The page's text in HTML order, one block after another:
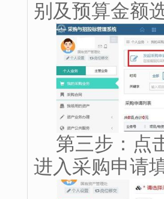
别及预算金额
第三步：点
进入采购申请